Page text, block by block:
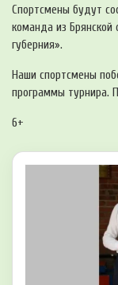
Спортсмены будут
команда из Брянской
губерния».
Наши спортсмены
программы турнира.
6+